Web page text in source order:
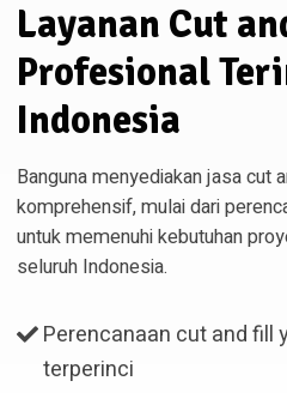
Layanan Cut
Profesional
Indonesia
Banguna menyediakan jasa cut
komprehensif, mulai dari
untuk memenuhi kebutuhan
seluruh Indonesia.
Perencanaan cut and fill
terperinci